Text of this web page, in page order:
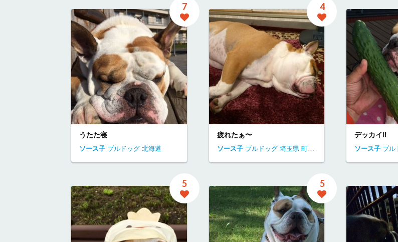
7
うたた寝
ソース子 ブルドッグ 北海道
4
疲れたぁ〜
ソース子 ブルドッグ 埼玉県 町田市
デッカイ‼️
ソース子 ブル
5 5